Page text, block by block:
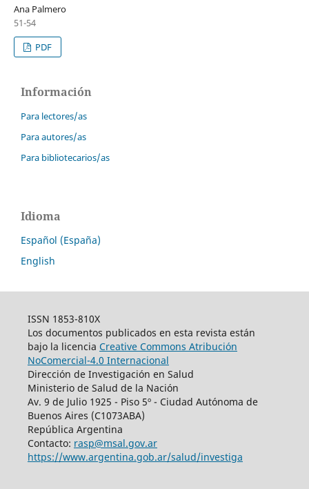
Ana Palmero
51-54
PDF
Información
Para lectores/as
Para autores/as
Para bibliotecarios/as
Idioma
Español (España)
English
ISSN 1853-810X
Los documentos publicados en esta revista están
bajo la licencia Creative Commons Atribución
NoComercial-4.0 Internacional
Dirección de Investigación en Salud
Ministerio de Salud de la Nación
Av. 9 de Julio 1925 - Piso 5º - Ciudad Autónoma de
Buenos Aires (C1073ABA)
República Argentina
Contacto: rasp@msal.gov.ar
https://www.argentina.gob.ar/salud/investiga